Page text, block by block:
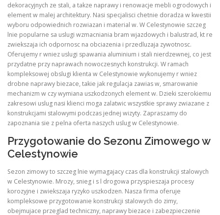
dekoracyjnych ze stali, a takze naprawy i renowacje mebli ogrodowych i
element w malej architektury. Nasi specjalisci chetnie doradza w kwestii
wyboru odpowiednich rozwiazan i material w. W Celestynowie szczeg
lnie popularne sa uslugi wzmacniania bram wjazdowych i balustrad, kt re
zwiekszaja ich odpornosc na obciazenia i przedluzaja zywotnosc.
Oferujemy r wniez uslugi spawania aluminium i stali nierdzewnej, co jest
przydatne przy naprawach nowoczesnych konstrukcji. W ramach
kompleksowej obslugi klienta w Celestynowie wykonujemy r wniez
drobne naprawy biezace, takie jak regulacja zawias w, smarowanie
mechanizm w czy wymiana uszkodzonych element w. Dzieki szerokiemu
zakresowi uslug nasi klienci moga zalatwic wszystkie sprawy zwiazane z
konstrukcjami stalowymi podczas jednej wizyty. Zapraszamy do
zapoznania sie z pelna oferta naszych uslug w Celestynowie.
Przygotowanie do Sezonu Zimowego w
Celestynowie
Sezon zimowy to szczeg lnie wymagajacy czas dla konstrukcji stalowych
w Celestynowie. Mrozy, snieg i s l drogowa przyspieszaja procesy
korozyjne i zwiekszaja ryzyko uszkodzen. Nasza firma oferuje
kompleksowe przygotowanie konstrukcji stalowych do zimy,
obejmujace przeglad techniczny, naprawy biezace i zabezpieczenie